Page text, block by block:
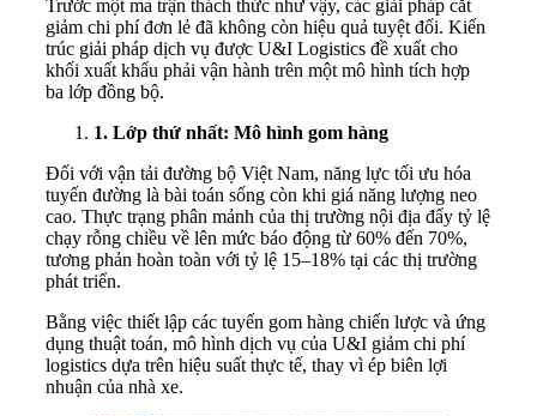
Trước một ma trận thách thức như vậy, các giải pháp cắt
giảm chi phí đơn lẻ đã không còn hiệu quả tuyệt đối. Kiến
trúc giải pháp dịch vụ được U&I Logistics đề xuất cho
khối xuất khẩu phải vận hành trên một mô hình tích hợp
ba lớp đồng bộ.
1. Lớp thứ nhất: Mô hình gom hàng
Đối với vận tải đường bộ Việt Nam, năng lực tối ưu hóa
tuyến đường là bài toán sống còn khi giá năng lượng neo
cao. Thực trạng phân mảnh của thị trường nội địa đẩy tỷ lệ
chạy rỗng chiều về lên mức báo động từ 60% đến 70%,
tương phản hoàn toàn với tỷ lệ 15–18% tại các thị trường
phát triển.
Bằng việc thiết lập các tuyến gom hàng chiến lược và ứng
dụng thuật toán, mô hình dịch vụ của U&I giảm chi phí
logistics dựa trên hiệu suất thực tế, thay vì ép biên lợi
nhuận của nhà xe.